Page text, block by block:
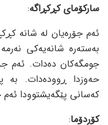
سارکۆمای کڕکڕاگە:
ئەم جۆرەیان لە شانە
بەستەرە شانەیەکی
جومگەکان دەدات. ئەم
حەوزدا ڕوودەدات. بە
کەسانی پێگەیشتوودا
کۆردۆما: